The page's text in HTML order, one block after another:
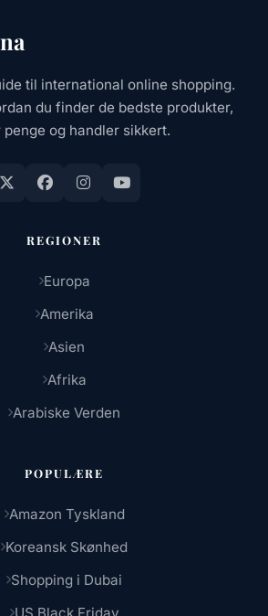
til international online shopping.
du finder de bedste produkter,
penge og handler sikkert.
REGIONER
Europa
Amerika
Asien
Afrika
Arabiske Verden
POPULÆRE
Amazon Tyskland
Koreansk Skønhed
Shopping i Dubai
US Black Friday